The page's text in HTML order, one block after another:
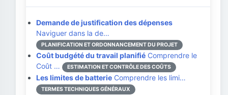
Demande de justification des dépenses
Naviguer dans la de…
PLANIFICATION ET ORDONNANCEMENT DU PROJET
Coût budgété du travail planifié Comprendre le
Coût …
ESTIMATION ET CONTRÔLE DES COÛTS
Les limites de batterie Comprendre les limi…
TERMES TECHNIQUES GÉNÉRAUX